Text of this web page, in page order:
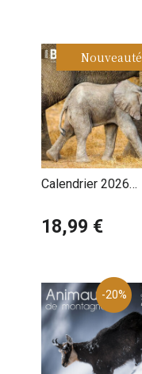
Nouveauté
Calendrier 2026
Attendrissants
18,99 €
-20%